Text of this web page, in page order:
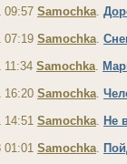
09:57 Samochka.
07:19 Samochka.
11:34 Samochka.
16:20 Samochka.
14:51 Samochka. Не
01:01 Samochka.